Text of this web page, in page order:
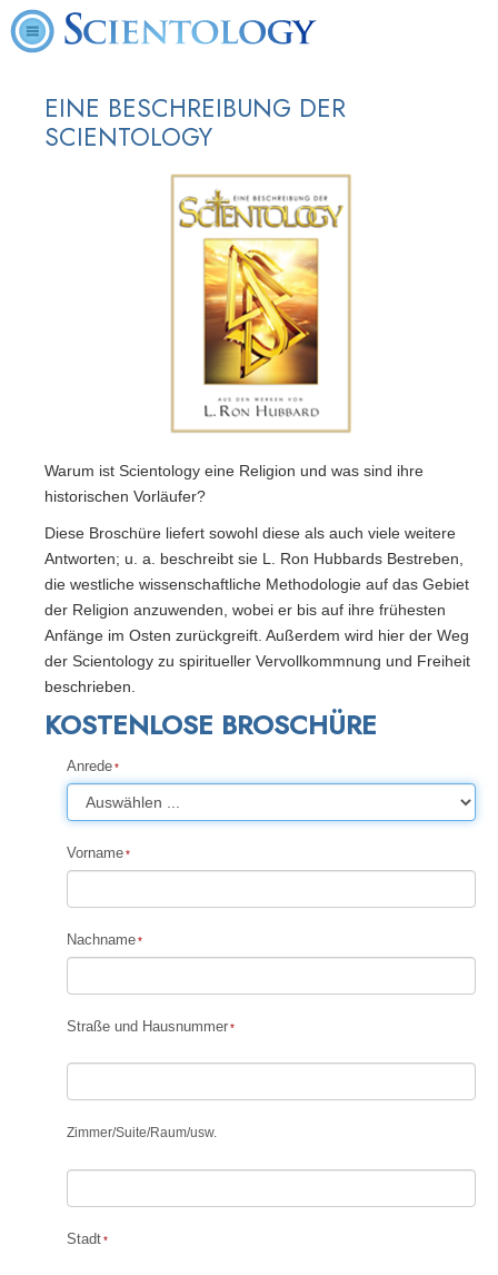
EINE BESCHREIBUNG DER
SCIENTOLOGY
Warum ist Scientology eine Religion und was sind ihre
historischen Vorläufer?
Diese Broschüre liefert sowohl diese als auch viele weitere
Antworten; u. a. beschreibt sie L. Ron Hubbards Bestreben,
die westliche wissenschaftliche Methodologie auf das Gebiet
der Religion anzuwenden, wobei er bis auf ihre frühesten
Anfänge im Osten zurückgreift. Außerdem wird hier der Weg
der Scientology zu spiritueller Vervollkommnung und Freiheit
beschrieben.
KOSTENLOSE BROSCHÜRE
Anrede
Vorname
Nachname
Straße und Hausnummer
Zimmer/Suite/Raum/usw.
Stadt